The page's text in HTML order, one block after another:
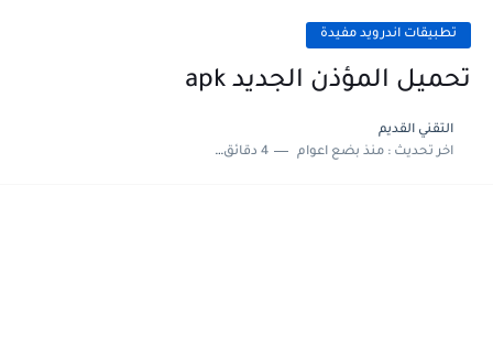
تطبيقات اندرويد مفيدة
تحميل المؤذن الجديد apk
التقني القديم
اخر تحديث :منذ بضع اعوام 4 دقائق للقراءة